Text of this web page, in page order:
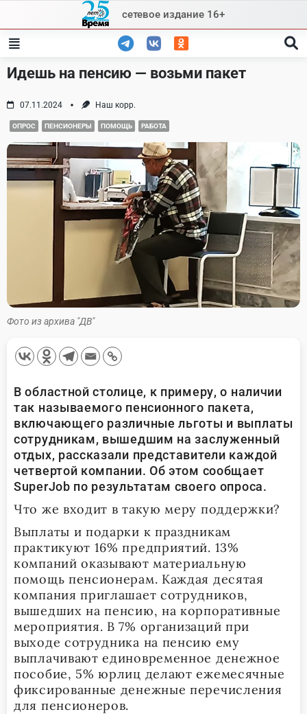
content
сетевое издание 16+
Идешь на пенсию — возьми пакет
07.11.2024 Наш корр.
ОПРОС ПЕНСИОНЕРЫ ПОМОЩЬ РАБОТА
Фото из архива "ДВ"
В областной столице, к примеру, о наличии
так называемого пенсионного пакета,
включающего различные льготы и выплаты
сотрудникам, вышедшим на заслуженный
отдых, рассказали представители каждой
четвертой компании. Об этом сообщает
SuperJob по результатам своего опроса.
Что же входит в такую меру поддержки?
Выплаты и подарки к праздникам
практикуют 16% предприятий. 13%
компаний оказывают материальную
помощь пенсионерам. Каждая десятая
компания приглашает сотрудников,
вышедших на пенсию, на корпоративные
мероприятия. В 7% организаций при
выходе сотрудника на пенсию ему
выплачивают единовременное денежное
пособие, 5% юрлиц делают ежемесячные
фиксированные денежные перечисления
для пенсионеров.